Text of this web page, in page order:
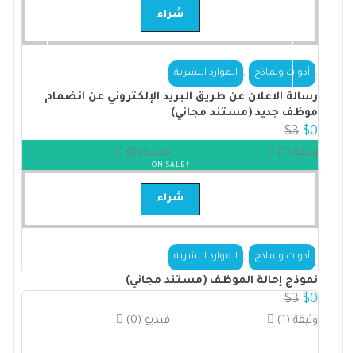
شراء
الموارد البشرية أدوات ونماذج
رسالة الاعلان عن طريق البريد الإلكتروني عن انضمام
موظف جديد (مستند مجاني)
$3 $0
(0) فيديو (1) وثيقة
ON SALE!
شراء
الموارد البشرية أدوات ونماذج
نموذج إحالة الموظف (مستند مجاني)
$3 $0
(0) فيديو (1) وثيقة